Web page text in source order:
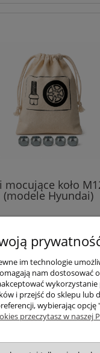
mocujące koło
(modele Hyundai)
do koszyka
Pomoc
Informacje
im technologie
nam dostosować
wykorzystanie
i przejść do sklepu lub
wybierając opcję
przeczytasz w naszej